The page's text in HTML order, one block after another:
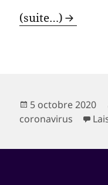
(suite…)
Publié
le
5 octobre 2020
coronavirus